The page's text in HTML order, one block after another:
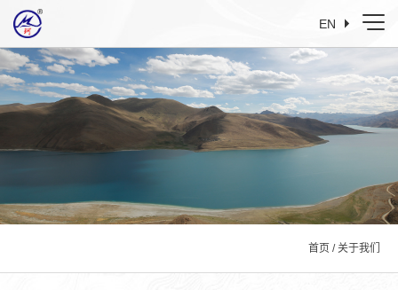
EN
首页 / 关于我们